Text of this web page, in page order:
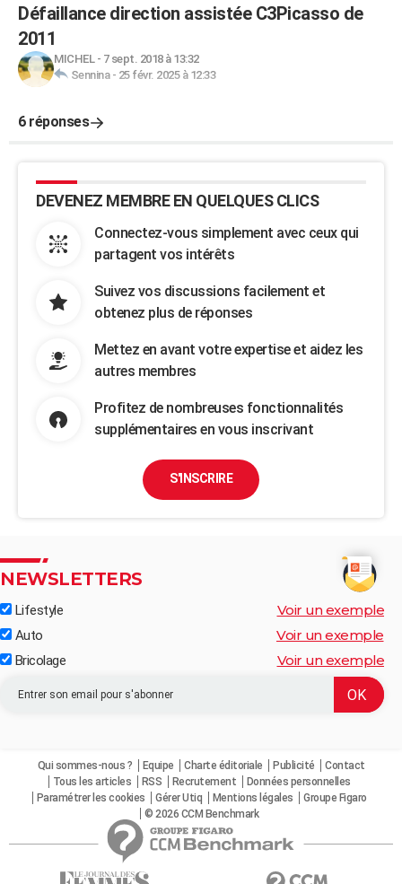
Défaillance direction assistée C3Picasso de
2011
MICHEL- 7 sept. 2018 à 13:32
Sennina- 25 févr. 2025 à 12:33
6 réponses
DEVENEZ MEMBRE EN QUELQUES CLICS
Connectez-vous simplement avec ceux qui
partagent vos intérêts
Suivez vos discussions facilement et
obtenez plus de réponses
Mettez en avant votre expertise et aidez les
autres membres
Profitez de nombreuses fonctionnalités
supplémentaires en vous inscrivant
S'INSCRIRE
NEWSLETTERS
Lifestyle Voir un exemple
Auto Voir un exemple
Bricolage Voir un exemple
Qui sommes-nous ? Equipe Charte éditoriale Publicité
Contact
Tous les articles
RSS Recrutement
Données personnelles
Paramétrer les cookies
Gérer Utiq Mentions légales
Groupe Figaro
© 2026 CCM Benchmark